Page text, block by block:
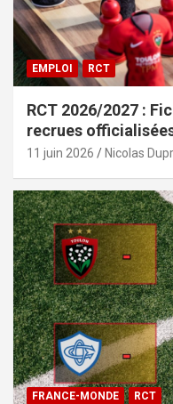
EMPLOI RCT
RCT 2026/2027 :
recrues
11 juin 2026 Nicolas
FRANCE-MONDE RCT